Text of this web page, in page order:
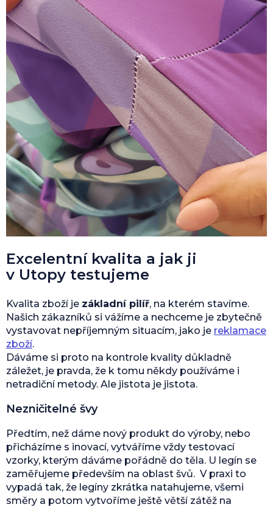
Excelentní kvalita a jak ji
v Utopy testujeme
Kvalita zboží je základní pilíř, na kterém stavíme.
Našich zákazníků si vážíme a nechceme je zbytečně
vystavovat nepříjemným situacím, jako je reklamace
zboží.
Dáváme si proto na kontrole kvality důkladně
záležet, je pravda, že k tomu někdy používáme i
netradiční metody. Ale jistota je jistota.
Nezničitelné švy
Předtím, než dáme nový produkt do výroby, nebo
přicházíme s inovací, vytváříme vždy testovací
vzorky, kterým dáváme pořádně do těla. U legín se
zaměřujeme především na oblast švů. V praxi to
vypadá tak, že legíny zkrátka natahujeme, všemi
směry a potom vytvoříme ještě větší zátěž na